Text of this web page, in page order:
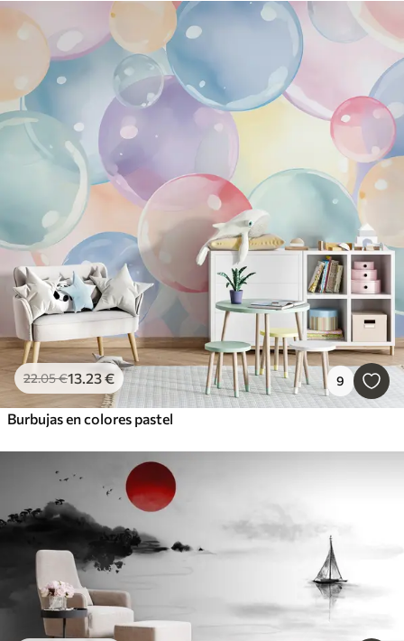
22.05€13.23€ 9
Burbujas en colores pastel